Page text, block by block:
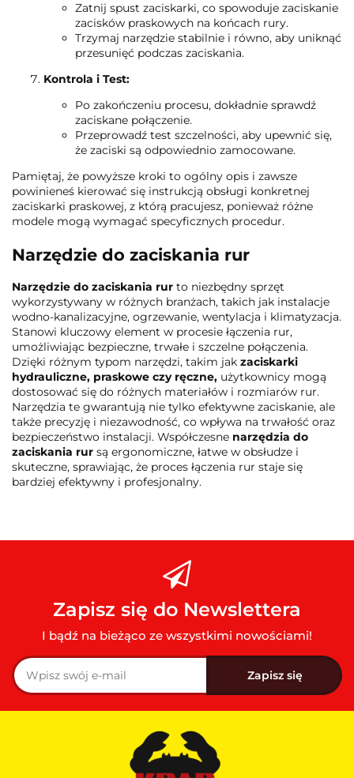
Zatnij spust zaciskarki, co spowoduje zaciskanie
zacisków praskowych na końcach rury.
Trzymaj narzędzie stabilnie i równo, aby uniknąć
przesunięć podczas zaciskania.
Kontrola i Test:
Po zakończeniu procesu, dokładnie sprawdź
zaciskane połączenie.
Przeprowadź test szczelności, aby upewnić się,
że zaciski są odpowiednio zamocowane.
Pamiętaj, że powyższe kroki to ogólny opis i zawsze
powinieneś kierować się instrukcją obsługi konkretnej
zaciskarki praskowej, z którą pracujesz, ponieważ różne
modele mogą wymagać specyficznych procedur.
Narzędzie do zaciskania rur
Narzędzie do zaciskania rur to niezbędny sprzęt
wykorzystywany w różnych branżach, takich jak instalacje
wodno-kanalizacyjne, ogrzewanie, wentylacja i klimatyzacja.
Stanowi kluczowy element w procesie łączenia rur,
umożliwiając bezpieczne, trwałe i szczelne połączenia.
Dzięki różnym typom narzędzi, takim jak zaciskarki
hydrauliczne, praskowe czy ręczne, użytkownicy mogą
dostosować się do różnych materiałów i rozmiarów rur.
Narzędzia te gwarantują nie tylko efektywne zaciskanie, ale
także precyzję i niezawodność, co wpływa na trwałość oraz
bezpieczeństwo instalacji. Współczesne narzędzia do
zaciskania rur są ergonomiczne, łatwe w obsłudze i
skuteczne, sprawiając, że proces łączenia rur staje się
bardziej efektywny i profesjonalny.
Zapisz się do Newslettera
I bądź na bieżąco ze wszystkimi nowościami!